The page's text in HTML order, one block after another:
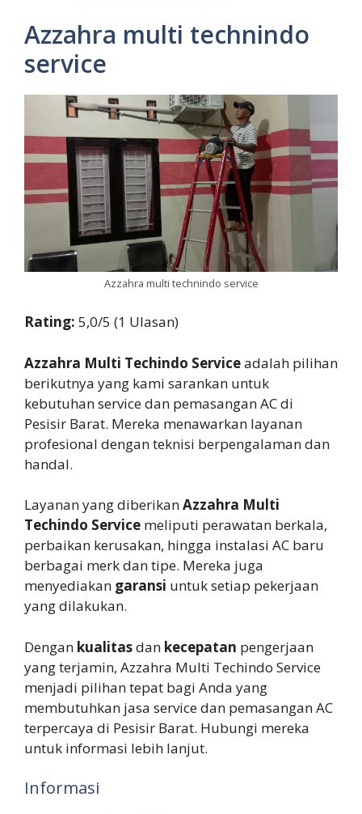
Azzahra multi technindo
service
Azzahra multi technindo service
Rating: 5,0/5 (1 Ulasan)
Azzahra Multi Techindo Serviceadalah pilihan
berikutnya yang kami sarankan untuk
kebutuhan service dan pemasangan AC di
Pesisir Barat. Mereka menawarkan layanan
profesional dengan teknisi berpengalaman dan
handal.
Layanan yang diberikanAzzahra Multi
Techindo Service meliputi perawatan berkala,
perbaikan kerusakan, hingga instalasi AC baru
berbagai merk dan tipe. Mereka juga
menyediakan garansi untuk setiap pekerjaan
yang dilakukan.
Dengan kualitasdan kecepatan pengerjaan
yang terjamin, Azzahra Multi Techindo Service
menjadi pilihan tepat bagi Anda yang
membutuhkan jasa service dan pemasangan AC
terpercaya di Pesisir Barat. Hubungi mereka
untuk informasi lebih lanjut.
Informasi